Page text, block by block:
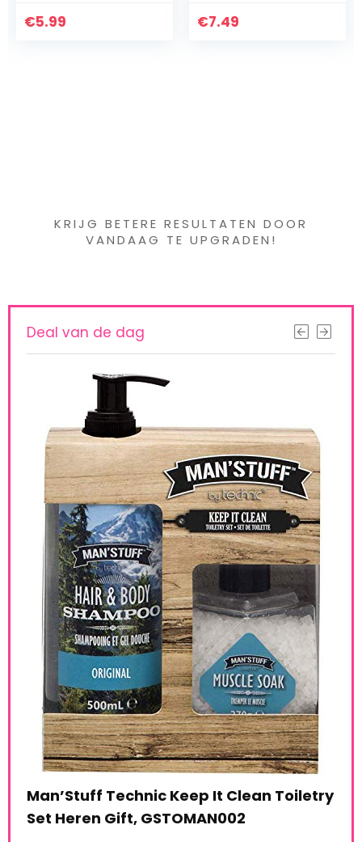
voor…
€5.99 €7.49
KRIJG BETERE RESULTATEN DOOR
VANDAAG TE UPGRADEN!
Deal van de dag
Man’Stuff Technic Keep It Clean Toiletry
Set Heren Gift, GSTOMAN002